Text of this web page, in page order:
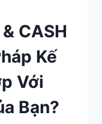
CASH
Kế
Với
Bạn?